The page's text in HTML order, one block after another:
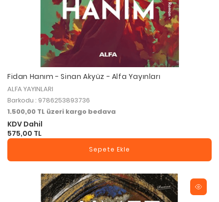
Fidan Hanım - Sinan Akyüz - Alfa Yayınları
ALFA YAYINLARI
Barkodu : 9786253893736
1.500,00 TL üzeri kargo bedava
KDV Dahil
575,00 TL
Sepete Ekle